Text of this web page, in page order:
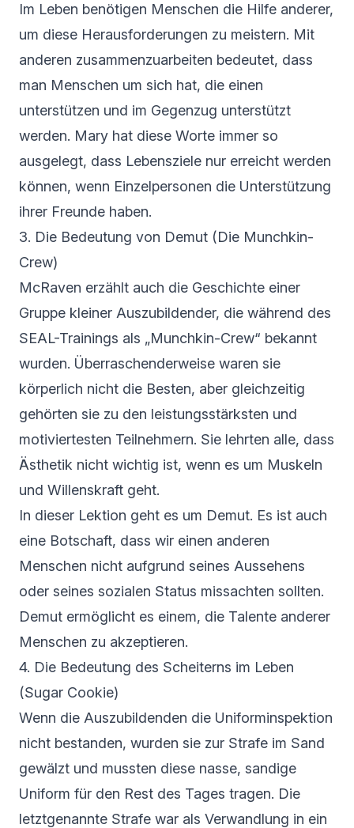
Im Leben benötigen Menschen die Hilfe anderer,
um diese Herausforderungen zu meistern. Mit
anderen zusammenzuarbeiten bedeutet, dass
man Menschen um sich hat, die einen
unterstützen und im Gegenzug unterstützt
werden. Mary hat diese Worte immer so
ausgelegt, dass Lebensziele nur erreicht werden
können, wenn Einzelpersonen die Unterstützung
ihrer Freunde haben.
3. Die Bedeutung von Demut (Die Munchkin-
Crew)
McRaven erzählt auch die Geschichte einer
Gruppe kleiner Auszubildender, die während des
SEAL-Trainings als „Munchkin-Crew“ bekannt
wurden. Überraschenderweise waren sie
körperlich nicht die Besten, aber gleichzeitig
gehörten sie zu den leistungsstärksten und
motiviertesten Teilnehmern. Sie lehrten alle, dass
Ästhetik nicht wichtig ist, wenn es um Muskeln
und Willenskraft geht.
In dieser Lektion geht es um Demut. Es ist auch
eine Botschaft, dass wir einen anderen
Menschen nicht aufgrund seines Aussehens
oder seines sozialen Status missachten sollten.
Demut ermöglicht es einem, die Talente anderer
Menschen zu akzeptieren.
4. Die Bedeutung des Scheiterns im Leben
(Sugar Cookie)
Wenn die Auszubildenden die Uniforminspektion
nicht bestanden, wurden sie zur Strafe im Sand
gewälzt und mussten diese nasse, sandige
Uniform für den Rest des Tages tragen. Die
letztgenannte Strafe war als Verwandlung in ein